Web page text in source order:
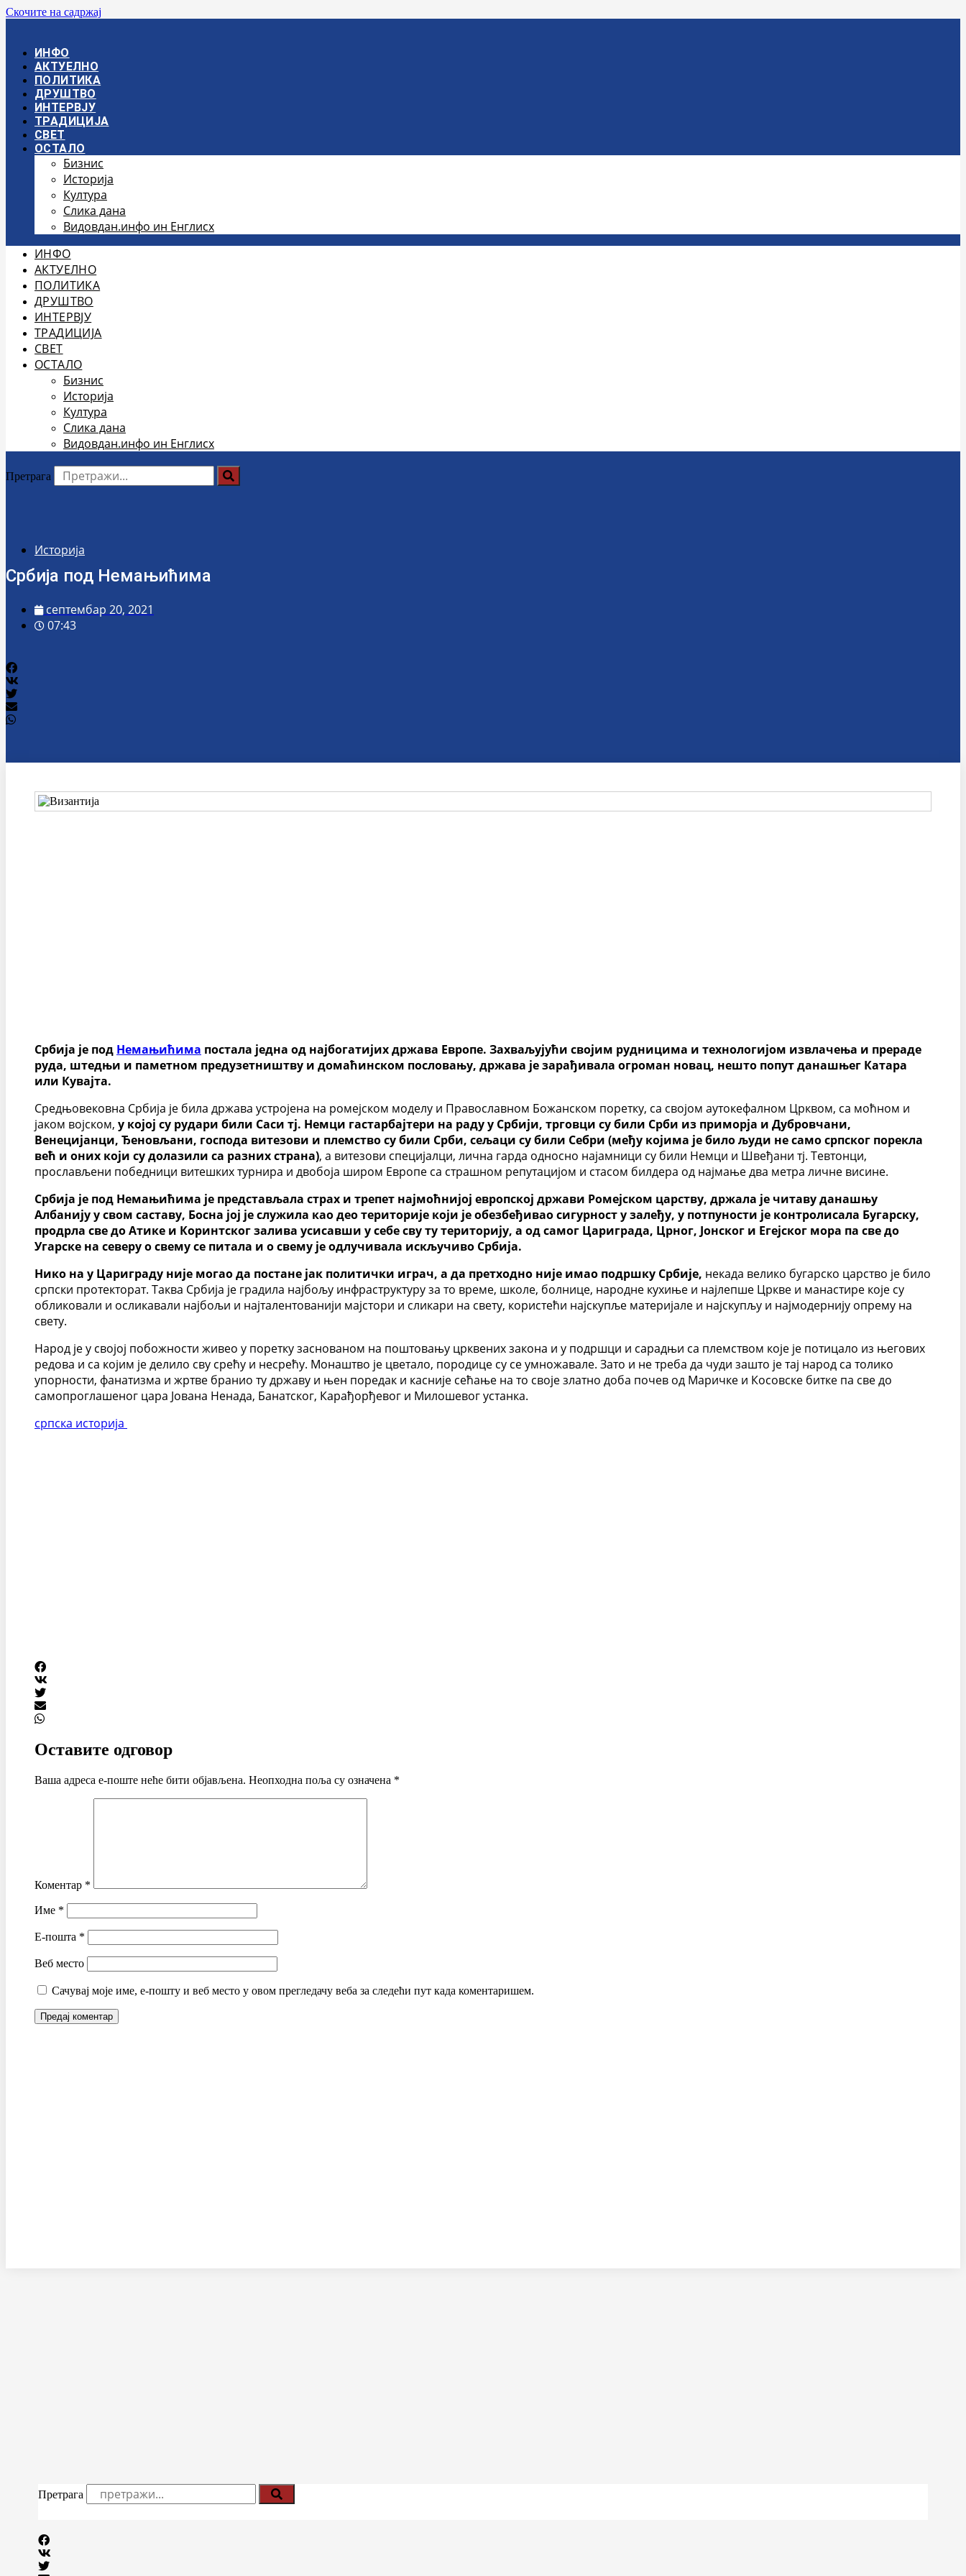
Скочите на садржај
ИНФО
АКТУЕЛНО
ПОЛИТИКА
ДРУШТВО
ИНТЕРВЈУ
ТРАДИЦИЈА
СВЕТ
ОСТАЛО
Бизнис
Историја
Култура
Слика дана
Видовдан.инфо ин Енглисх
ИНФО
АКТУЕЛНО
ПОЛИТИКА
ДРУШТВО
ИНТЕРВЈУ
ТРАДИЦИЈА
СВЕТ
ОСТАЛО
Бизнис
Историја
Култура
Слика дана
Видовдан.инфо ин Енглисх
Претрага
Историја
Србија под Немањићима
септембар 20, 2021
07:43
Србија је под Немањићима постала једна од најбогатијих држава Европе. Захваљујући својим рудницима и технологијом извлачења и прераде
руда, штедњи и паметном предузетништву и домаћинском пословању, држава је зарађивала огроман новац, нешто попут данашњег Катара
или Кувајта.
Средњовековна Србија је била држава устројена на ромејском моделу и Православном Божанском поретку, са својом аутокефалном Црквом, са моћном и
јаком војском, у којој су рудари били Саси тј. Немци гастарбајтери на раду у Србији, трговци су били Срби из приморја и Дубровчани,
Венецијанци, Ђеновљани, господа витезови и племство су били Срби, сељаци су били Себри (међу којима је било људи не само српског порекла
већ и оних који су долазили са разних страна), а витезови специјалци, лична гарда односно најамници су били Немци и Швеђани тј. Тевтонци,
прослављени победници витешких турнира и двобоја широм Европе са страшном репутацијом и стасом билдера од најмање два метра личне висине.
Србија је под Немањићима је представљала страх и трепет најмоћнијој европској држави Ромејском царству, држала је читаву данашњу
Албанију у свом саставу, Босна јој је служила као део територије који је обезбеђивао сигурност у залеђу, у потпуности је контролисала Бугарску,
продрла све до Атике и Коринтског залива усисавши у себе сву ту територију, а од самог Цариграда, Црног, Јонског и Егејског мора па све до
Угарске на северу о свему се питала и о свему је одлучивала искључиво Србија.
Нико на у Цариграду није могао да постане јак политички играч, а да претходно није имао подршку Србије, некада велико бугарско царство је било
српски протекторат. Таква Србија је градила најбољу инфраструктуру за то време, школе, болнице, народне кухиње и најлепше Цркве и манастире које су
обликовали и осликавали најбољи и најталентованији мајстори и сликари на свету, користећи најскупље материјале и најскупљу и најмодернију опрему на
свету.
Народ је у својој побожности живео у поретку заснованом на поштовању црквених закона и у подршци и сарадњи са племством које је потицало из његових
редова и са којим је делило сву срећу и несрећу. Монаштво је цветало, породице су се умножавале. Зато и не треба да чуди зашто је тај народ са толико
упорности, фанатизма и жртве бранио ту државу и њен поредак и касније сећање на то своје златно доба почев од Маричке и Косовске битке па све до
самопроглашеног цара Јована Ненада, Банатског, Карађорђевог и Милошевог устанка.
српска историја
Оставите одговор
Ваша адреса е-поште неће бити објављена. Неопходна поља су означена *
Коментар *
Име *
Е-пошта *
Веб место
Сачувај моје име, е-пошту и веб место у овом прегледачу веба за следећи пут када коментаришем.
Претрага